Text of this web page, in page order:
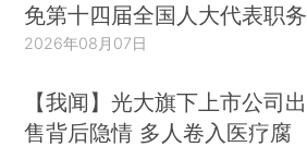
免第十四届全国人大代表职务
2026年08月07日
【我闻】光大旗下上市公司出
售背后隐情 多人卷入医疗腐